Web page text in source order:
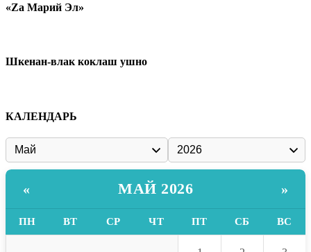
«Zа Марий Эл»
Шкенан-влак коклаш ушно
КАЛЕНДАРЬ
« МАЙ 2026 »
ПН ВТ СР ЧТ ПТ СБ ВС